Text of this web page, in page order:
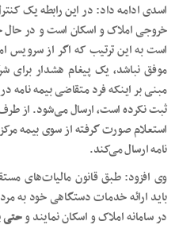
اسدی ادامه داد: در این رابطه یک
خروجی املاک و اسکان است و در حال
است به این ترتیب که اگر از سرویس
موفق نباشد، یک پیغام هشدار برای
مبنی بر اینکه فرد متقاضی بیمه نامه
ثبت نکرده است، ارسال می‌شود. از طرف
استعلام صورت گرفته از سوی بیمه
نامه ارسال می‌کند.
وی افزود: طبق قانون مالیات‌های
باید ارائه خدمات دستگاهی خود به
در سامانه املاک و اسکان نمایند وحتی